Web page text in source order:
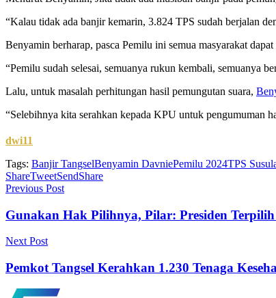
“Kalau tidak ada banjir kemarin, 3.824 TPS sudah berjalan
Benyamin berharap, pasca Pemilu ini semua masyarakat
“Pemilu sudah selesai, semuanya rukun kembali, semuanya
Lalu, untuk masalah perhitungan hasil pemungutan suara,
“Selebihnya kita serahkan kepada KPU untuk pengumuman
dwi11
Tags: Banjir TangselBenyamin DavniePemilu 2024TPS
ShareTweetSendShare
Previous Post
Gunakan Hak Pilihnya, Pilar: Presiden
Next Post
Pemkot Tangsel Kerahkan 1.230 Tenaga